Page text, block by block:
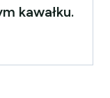
kawałku.